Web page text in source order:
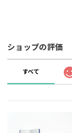
ショップの評価
すべて